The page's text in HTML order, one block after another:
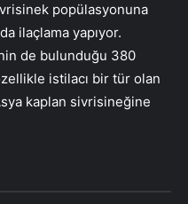
popülasyonuna
ilaçlama yapıyor.
de bulunduğu 380
istilacı bir tür olan
kaplan sivrisineğine